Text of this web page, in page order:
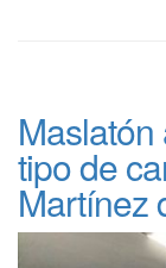
tipo de
Martínez